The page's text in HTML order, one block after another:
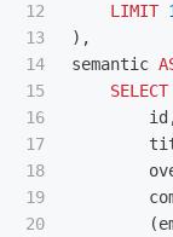
12
13
14
15
16
17
18
19
20
LIMIT
),
semantic
SELECT
id
(